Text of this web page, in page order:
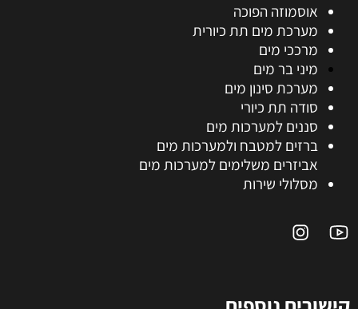
אוסמוזה הפוכה
מערכת מים תת כיורית
מרככי מים
מיני בר מים
מערכת סינון מים
סודה תת כיורי
סננים למערכות מים
ברזים למטבח ולמערכות מים
אביזרים משלימים למערכות מים
מסלולי שירות